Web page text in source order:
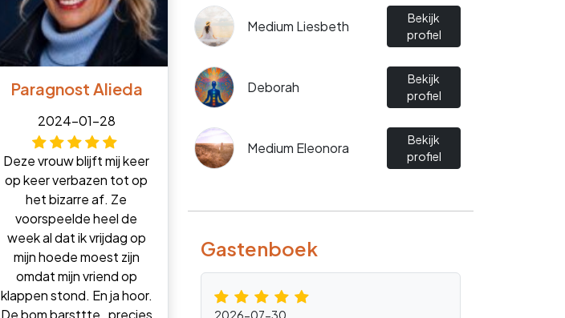
Paragnost Alieda
2024-01-28
Deze vrouw blijft mij keer
op keer verbazen tot op
het bizarre af. Ze
voorspeelde heel de
week al dat ik vrijdag op
mijn hoede moest zijn
omdat mijn vriend op
klappen stond. En ja hoor.
Medium Liesbeth
Bekijk
profiel
Deborah
Bekijk
profiel
Medium Eleonora
Bekijk
profiel
Gastenboek
2026-07-30